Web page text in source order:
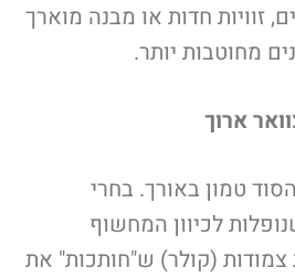
זוויות חדות או מבנה מוארך
מחוטבות יותר.
ארוך
טמון באורך. בחרי
לכיוון המחשוף
(קולר) ש"חותכות" את